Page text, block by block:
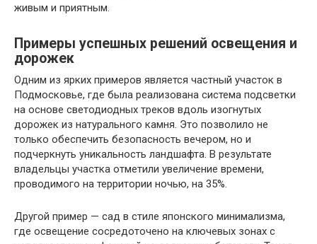
живым и приятным.
Примеры успешных решений освещения и
дорожек
Одним из ярких примеров является частный участок в
Подмосковье, где была реализована система подсветки
на основе светодиодных треков вдоль изогнутых
дорожек из натурального камня. Это позволило не
только обеспечить безопасность вечером, но и
подчеркнуть уникальность ландшафта. В результате
владельцы участка отметили увеличение времени,
проводимого на территории ночью, на 35%.
Другой пример — сад в стиле японского минимализма,
где освещение сосредоточено на ключевых зонах с